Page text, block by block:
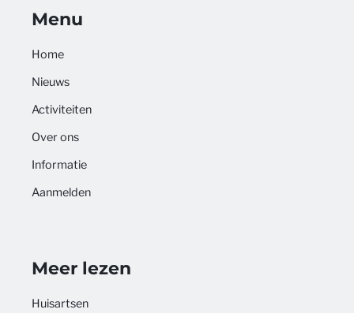
Menu
Home
Nieuws
Activiteiten
Over ons
Informatie
Aanmelden
Meer lezen
Huisartsen